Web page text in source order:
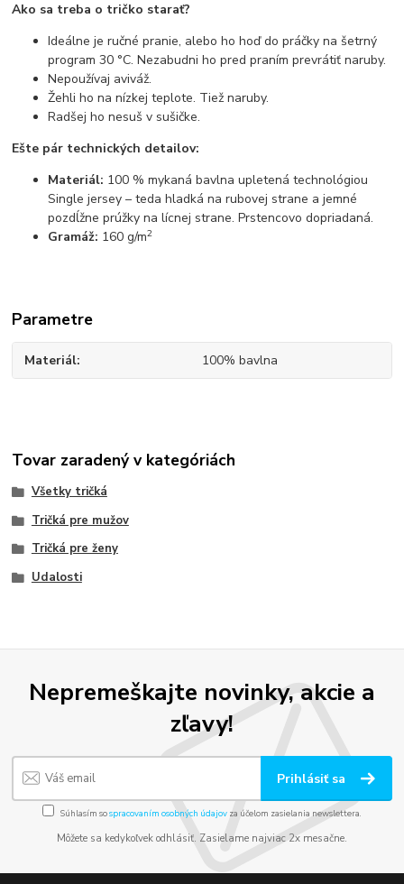
Ako sa treba o tričko starať?
Ideálne je ručné pranie, alebo ho hoď do práčky na šetrný
program 30 °C. Nezabudni ho pred praním prevrátiť naruby.
Nepoužívaj aviváž.
Žehli ho na nízkej teplote. Tiež naruby.
Radšej ho nesuš v sušičke.
Ešte pár technických detailov:
Materiál: 100 % mykaná bavlna upletená technológiou
Single jersey – teda hladká na rubovej strane a jemné
pozdĺžne prúžky na lícnej strane. Prstencovo dopriadaná.
Gramáž: 160 g/m2
Parametre
Materiál 100% bavlna
Tovar zaradený v kategóriách
Všetky tričká
Tričká pre mužov
Tričká pre ženy
Udalosti
Nepremeškajte novinky, akcie a
zľavy!
Prihlásiť sa
Súhlasím sospracovaním osobných údajov za účelom zasielania newslettera.
Môžete sa kedykoľvek odhlásiť. Zasielame najviac 2x mesačne.